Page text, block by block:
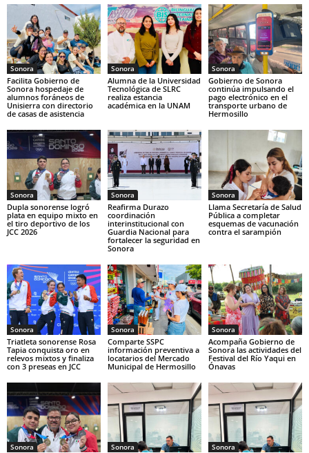
Sonora
Facilita Gobierno de
Sonora hospedaje de
alumnos foráneos de
Unisierra con directorio
de casas de asistencia
Sonora
Alumna de la Universidad
Tecnológica de SLRC
realiza estancia
académica en la UNAM
Sonora
Gobierno de Sonora
continúa impulsando el
pago electrónico en el
transporte urbano de
Hermosillo
Sonora
Dupla sonorense logró
plata en equipo mixto en
el tiro deportivo de los
JCC 2026
Sonora
Reafirma Durazo
coordinación
interinstitucional con
Guardia Nacional para
fortalecer la seguridad en
Sonora
Sonora
Llama Secretaría de Salud
Pública a completar
esquemas de vacunación
contra el sarampión
Sonora
Triatleta sonorense Rosa
Tapia conquista oro en
relevos mixtos y finaliza
con 3 preseas en JCC
Sonora
Comparte SSPC
información preventiva a
locatarios del Mercado
Municipal de Hermosillo
Sonora
Acompaña Gobierno de
Sonora las actividades del
Festival del Río Yaqui en
Ónavas
Sonora Sonora Sonora